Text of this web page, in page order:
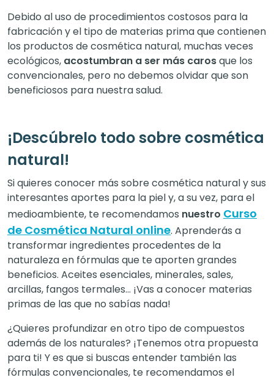
Debido al uso de procedimientos costosos para la
fabricación y el tipo de materias prima que contienen
los productos de cosmética natural, muchas veces
ecológicos, acostumbran a ser más carosque los
convencionales, pero no debemos olvidar que son
beneficiosos para nuestra salud.
¡Descúbrelo todo sobre cosmética
natural!
Si quieres conocer más sobre cosmética natural y sus
interesantes aportes para la piel y, a su vez, para el
medioambiente, te recomendamos nuestro Curso
de Cosmética Natural online. Aprenderás a
transformar ingredientes procedentes de la
naturaleza en fórmulas que te aporten grandes
beneficios. Aceites esenciales, minerales, sales,
arcillas, fangos termales… ¡Vas a conocer materias
primas de las que no sabías nada!
¿Quieres profundizar en otro tipo de compuestos
además de los naturales? ¡Tenemos otra propuesta
para ti! Y es que si buscas entender también las
fórmulas convencionales, te recomendamos el